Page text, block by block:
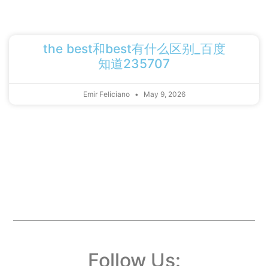
the best和best有什么区别_百度
知道235707
Emir Feliciano May 9, 2026
Follow Us: